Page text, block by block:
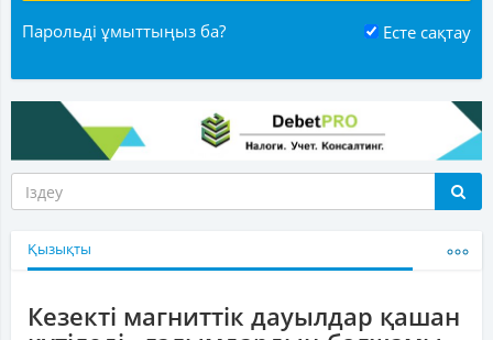
Парольді ұмыттыңыз ба? Есте сақтау
Қызықты
Кезекті магниттік дауылдар қашан